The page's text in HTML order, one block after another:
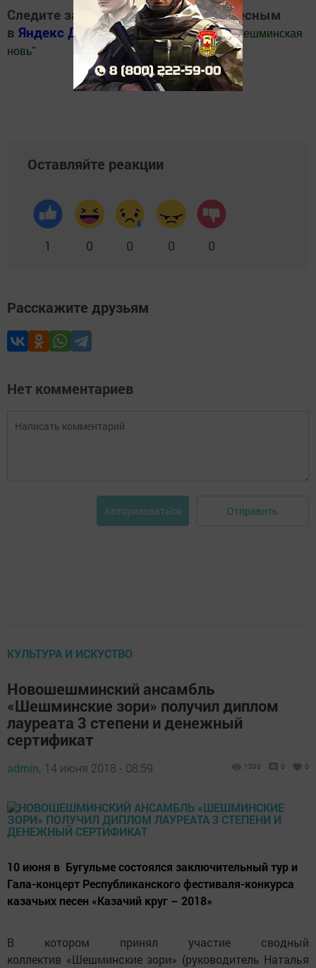
Следите за самым важным и интересным
в Яндекс ДзениТелеграм канале"Шешминская
новь"
Добавить Шешминскую новь в Яндекс.Новости
Оставляйте реакции
1 0 0 0 0
Расскажите друзьям
Нет комментариев
Авторизоваться Отправить
КУЛЬТУРА И ИСКУСТВО
Новошешминский ансамбль
«Шешминские зори» получил диплом
лауреата 3 степени и денежный
сертификат
admin, 14 июня 2018 - 08:59 1393 0 0
10 июня в Бугульме состоялся заключительный тур и
Гала-концерт Республиканского фестиваля-конкурса
казачьих песен «Казачий круг – 2018»
В котором принял участие сводный
коллектив «Шешминские зори» (руководитель Наталья